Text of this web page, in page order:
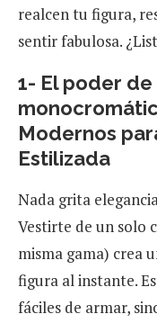
realcen tu figura,
sentir fabulosa.
1- El poder
Modernos
Estilizada
Nada grita
Vestirte de un solo
misma gama) crea
figura al instante.
fáciles de armar,